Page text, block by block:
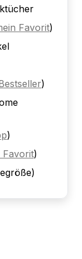
Favorit)
)
)
Favorit)